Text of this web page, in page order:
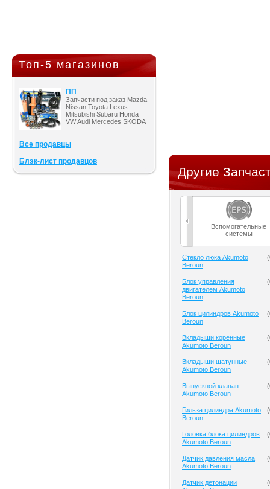
Топ-5 магазинов
ПП
Запчасти под заказ Mazda
Nissan Toyota Lexus
Mitsubishi Subaru Honda
VW Audi Mercedes SKODA
Все продавцы
Блэк-лист продавцов
Другие
Вспомогательные
системы
Cтекло люка Akumoto
Beroun
(
Блок управления
двигателем Akumoto
Beroun
(
Блок цилиндров Akumoto
Beroun
(
Вкладыши коренные
Akumoto Beroun
(
Вкладыши шатунные
Akumoto Beroun
(
Выпускной клапан
Akumoto Beroun
(
Гильза цилиндра Akumoto
Beroun
(
Головка блока цилиндров
Akumoto Beroun
(
Датчик давления масла
Akumoto Beroun
(
Датчик детонации
(